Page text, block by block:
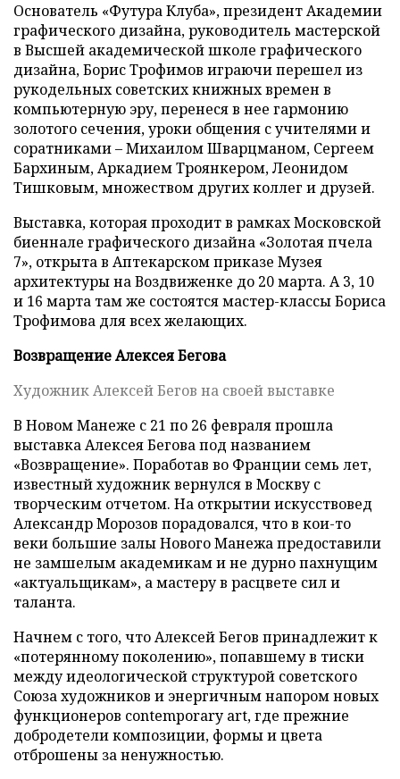
Основатель «Футура Клуба», президент Академии
графического дизайна, руководитель мастерской
в Высшей академической школе графического
дизайна, Борис Трофимов играючи перешел из
рукодельных советских книжных времен в
компьютерную эру, перенеся в нее гармонию
золотого сечения, уроки общения с учителями и
соратниками – Михаилом Шварцманом, Сергеем
Бархиным, Аркадием Троянкером, Леонидом
Тишковым, множеством других коллег и друзей.
Выставка, которая проходит в рамках Московской
биеннале графического дизайна «Золотая пчела
7», открыта в Аптекарском приказе Музея
архитектуры на Воздвиженке до 20 марта. А 3, 10
и 16 марта там же состоятся мастер-классы Бориса
Трофимова для всех желающих.
Возвращение Алексея Бегова
Художник Алексей Бегов на своей выставке
В Новом Манеже с 21 по 26 февраля прошла
выставка Алексея Бегова под названием
«Возвращение». Поработав во Франции семь лет,
известный художник вернулся в Москву с
творческим отчетом. На открытии искусствовед
Александр Морозов порадовался, что в кои-то
веки большие залы Нового Манежа предоставили
не замшелым академикам и не дурно пахнущим
«актуальщикам», а мастеру в расцвете сил и
таланта.
Начнем с того, что Алексей Бегов принадлежит к
«потерянному поколению», попавшему в тиски
между идеологической структурой советского
Союза художников и энергичным напором новых
функционеров contemporary art, где прежние
добродетели композиции, формы и цвета
отброшены за ненужностью.